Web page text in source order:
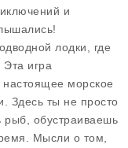
и
лодки, где
игра
морское
Здесь ты не просто
обустраиваешь
Мысли о том,